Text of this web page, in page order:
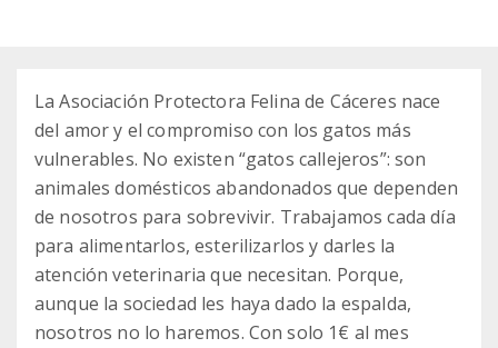
La Asociación Protectora Felina de Cáceres nace
del amor y el compromiso con los gatos más
vulnerables. No existen “gatos callejeros”: son
animales domésticos abandonados que dependen
de nosotros para sobrevivir. Trabajamos cada día
para alimentarlos, esterilizarlos y darles la
atención veterinaria que necesitan. Porque,
aunque la sociedad les haya dado la espalda,
nosotros no lo haremos. Con solo 1€ al mes